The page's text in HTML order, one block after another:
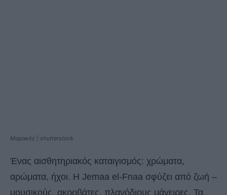
Μαρακές | shutterstock
Ένας αισθητηριακός καταιγισμός: χρώματα,
αρώματα, ήχοι. Η Jemaa el-Fnaa σφύζει από ζωή –
μουσικούς, ακροβάτες, πλανόδιους μάγειρες. Τα